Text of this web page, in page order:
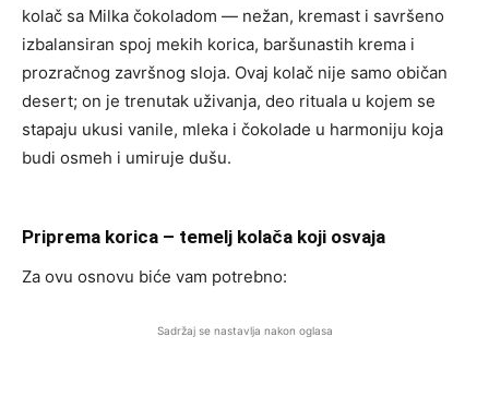
kolač sa Milka čokoladom — nežan, kremast i savršeno
izbalansiran spoj mekih korica, baršunastih krema i
prozračnog završnog sloja. Ovaj kolač nije samo običan
desert; on je trenutak uživanja, deo rituala u kojem se
stapaju ukusi vanile, mleka i čokolade u harmoniju koja
budi osmeh i umiruje dušu.
Priprema korica – temelj kolača koji osvaja
Za ovu osnovu biće vam potrebno:
Sadržaj se nastavlja nakon oglasa